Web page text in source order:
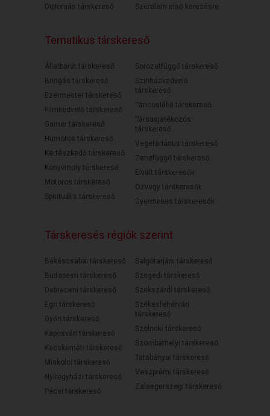
Diplomás társkereső
Szerelem első keresésre
Tematikus társkereső
Állatbarát társkereső
Bringás társkereső
Ezermester társkereső
Filmkedvelő társkereső
Gamer társkereső
Humoros társkereső
Kertészkedő társkereső
Könyvmoly társkereső
Motoros társkereső
Spirituális társkereső
Sorozatfüggő társkereső
Színházkedvelő
társkereső
Táncoslábú társkereső
Társasjátékozós
társkereső
Vegetáriánus társkereső
Zenefüggő társkereső
Elvált társkeresők
Özvegy társkeresők
Gyermekes társkeresők
Társkeresés régiók szerint
Békéscsabai társkereső
Budapesti társkereső
Debreceni társkereső
Egri társkereső
Győri társkereső
Kaposvári társkereső
Kecskeméti társkereső
Miskolci társkereső
Nyíregyházi társkereső
Pécsi társkereső
Salgótarjáni társkereső
Szegedi társkereső
Szekszárdi társkereső
Székesfehérvári
társkereső
Szolnoki társkereső
Szombathelyi társkereső
Tatabányai társkereső
Veszprémi társkereső
Zalaegerszegi társkereső